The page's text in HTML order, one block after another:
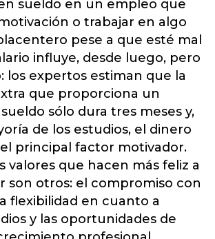
sueldo en un empleo que
o trabajar en algo
pese a que esté mal
influye, desde luego, pero
los expertos estiman que la
que proporciona un
sólo dura tres meses y,
de los estudios, el dinero
principal factor motivador.
valores que hacen más feliz a
son otros: el compromiso con
flexibilidad en cuanto a
y las oportunidades de